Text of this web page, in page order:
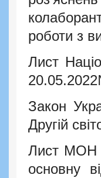
роботи з
Лист
20.05.2022
Закон
Другій
Лист МОН
основну